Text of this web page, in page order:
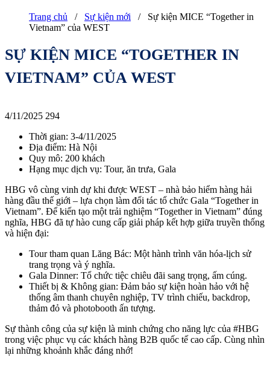
Trang chủ / Sự kiện mới / Sự kiện MICE “Together in
Vietnam” của WEST
SỰ KIỆN MICE “TOGETHER IN
VIETNAM” CỦA WEST
4/11/2025 294
Thời gian: 3-4/11/2025
Địa điểm: Hà Nội
Quy mô: 200 khách
Hạng mục dịch vụ: Tour, ăn trưa, Gala
HBG vô cùng vinh dự khi được WEST – nhà bảo hiểm hàng hải
hàng đầu thế giới – lựa chọn làm đối tác tổ chức Gala “Together in
Vietnam”. Để kiến tạo một trải nghiệm “Together in Vietnam” đúng
nghĩa, HBG đã tự hào cung cấp giải pháp kết hợp giữa truyền thống
và hiện đại:
Tour tham quan Lăng Bác: Một hành trình văn hóa-lịch sử
trang trọng và ý nghĩa.
Gala Dinner: Tổ chức tiệc chiêu đãi sang trọng, ấm cúng.
Thiết bị & Không gian: Đảm bảo sự kiện hoàn hảo với hệ
thống âm thanh chuyên nghiệp, TV trình chiếu, backdrop,
thảm đỏ và photobooth ấn tượng.
Sự thành công của sự kiện là minh chứng cho năng lực của #HBG
trong việc phục vụ các khách hàng B2B quốc tế cao cấp. Cùng nhìn
lại những khoảnh khắc đáng nhớ!